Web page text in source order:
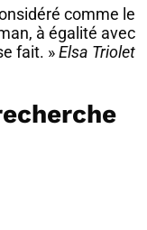
comme le
à égalité avec
fait. »Elsa Triolet